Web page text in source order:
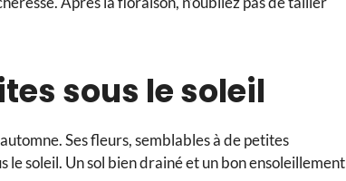
sous le soleil
Ses fleurs, semblables à de petites
soleil. Un sol bien drainé et un bon ensoleillement